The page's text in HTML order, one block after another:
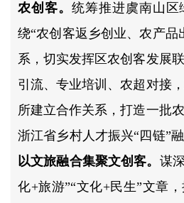
农创客。 统筹推进虞南山区
绕“农创客返乡创业、农产品
系，切实发挥区农创客发展
引流、专业培训、农超对接
所建立合作关系，打造一批
浙江省乡村人才振兴“四链”
以文旅融合集聚文创客。 谋
化+旅游”“文化+民生”文章